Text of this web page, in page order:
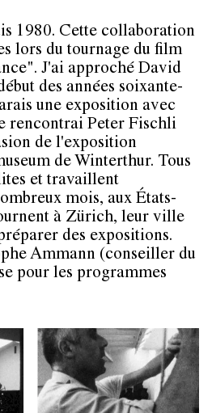
1980. Cette collaboration
lors du tournage du film
J'ai approché David
des années soixante-
une exposition avec
rencontrai Peter Fischli
de l'exposition
de Winterthur. Tous
et travaillent
mois, aux États-
à Zürich, leur ville
des expositions.
Ammann (conseiller du
pour les programmes